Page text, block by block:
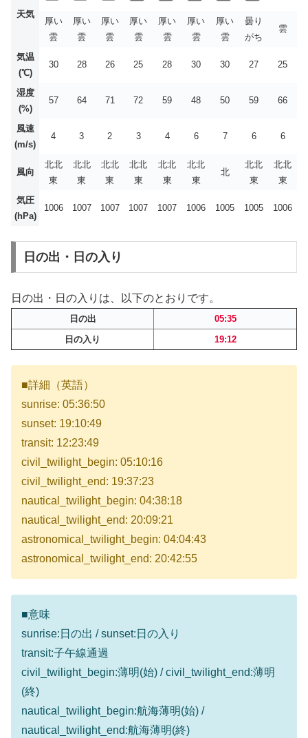
天気
厚い
雲
厚い
雲
厚い
雲
厚い
雲
厚い
雲
厚い
雲
厚い
雲
曇り
がち
雲
気温
(℃)
30 28 26 25 28 30 30 27 25
湿度
(%)
57 64 71 72 59 48 50 59 66
風速
(m/s)
4 3 2 3 4 6 7 6 6
風向
北北
東
北北
東
北北
東
北北
東
北北
東
北北
東
北
北北
東
北北
東
気圧
(hPa)
1006 1007 1007 1007 1007 1006 1005 1005 1006
日の出・日の入り
日の出・日の入りは、以下のとおりです。
日の出
05:35
日の入り
19:12
■詳細（英語）
sunrise: 05:36:50
sunset: 19:10:49
transit: 12:23:49
civil_twilight_begin: 05:10:16
civil_twilight_end: 19:37:23
nautical_twilight_begin: 04:38:18
nautical_twilight_end: 20:09:21
astronomical_twilight_begin: 04:04:43
astronomical_twilight_end: 20:42:55
■意味
sunrise:日の出 / sunset:日の入り
transit:子午線通過
civil_twilight_begin:薄明(始) / civil_twilight_end:薄明
(終)
nautical_twilight_begin:航海薄明(始) /
nautical_twilight_end:航海薄明(終)